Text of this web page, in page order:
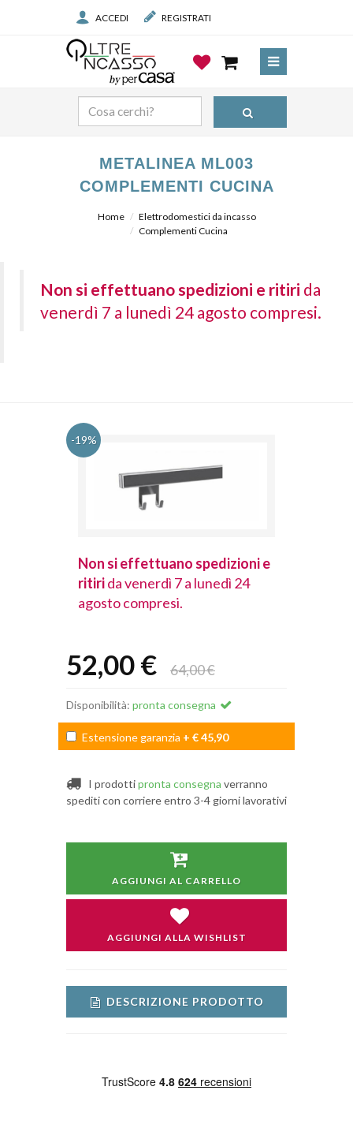
ACCEDI REGISTRATI
METALINEA ML003
COMPLEMENTI CUCINA
Home
Elettrodomestici da incasso
Complementi Cucina
Non si effettuano spedizioni e ritiri da
venerdì 7 a lunedì 24 agosto compresi.
-19%
Non si effettuano spedizioni e
ritirida venerdì 7 a lunedì 24
agosto compresi.
52,00 € 64,00 €
Disponibilità: pronta consegna
Estensione garanzia + € 45,90
I prodottipronta consegna verranno
spediti con corriere entro 3-4 giorni lavorativi
AGGIUNGI AL CARRELLO
AGGIUNGI ALLA WISHLIST
DESCRIZIONE PRODOTTO